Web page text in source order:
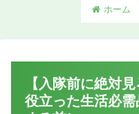
ホーム
【入隊前に絶対
役立った生活必